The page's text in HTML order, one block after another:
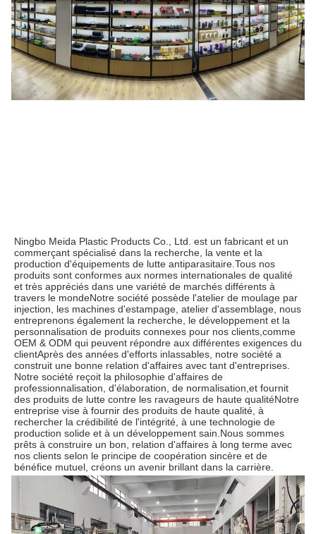
Ningbo Meida Plastic Products Co., Ltd. est un fabricant et un
commerçant spécialisé dans la recherche, la vente et la
production d'équipements de lutte antiparasitaire.Tous nos
produits sont conformes aux normes internationales de qualité
et très appréciés dans une variété de marchés différents à
travers le mondeNotre société possède l'atelier de moulage par
injection, les machines d'estampage, atelier d'assemblage, nous
entreprenons également la recherche, le développement et la
personnalisation de produits connexes pour nos clients,comme
OEM & ODM qui peuvent répondre aux différentes exigences du
clientAprès des années d'efforts inlassables, notre société a
construit une bonne relation d'affaires avec tant d'entreprises.
Notre société reçoit la philosophie d'affaires de
professionnalisation, d'élaboration, de normalisation,et fournit
des produits de lutte contre les ravageurs de haute qualitéNotre
entreprise vise à fournir des produits de haute qualité, à
rechercher la crédibilité de l'intégrité, à une technologie de
production solide et à un développement sain.Nous sommes
prêts à construire un bon, relation d'affaires à long terme avec
nos clients selon le principe de coopération sincère et de
bénéfice mutuel, créons un avenir brillant dans la carrière.